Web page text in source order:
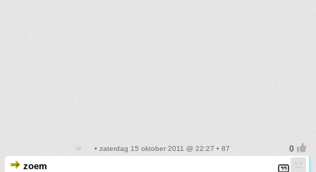
• zaterdag 15 oktober 2011 @ 22:27 • 87
zoem